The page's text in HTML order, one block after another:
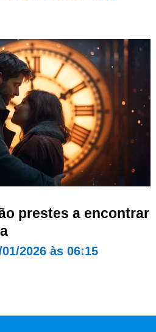
prestes a encontrar
01/2026 às 06:15